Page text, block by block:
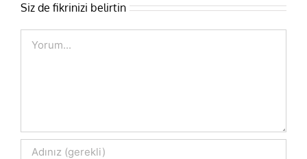
Siz de fikrinizi belirtin